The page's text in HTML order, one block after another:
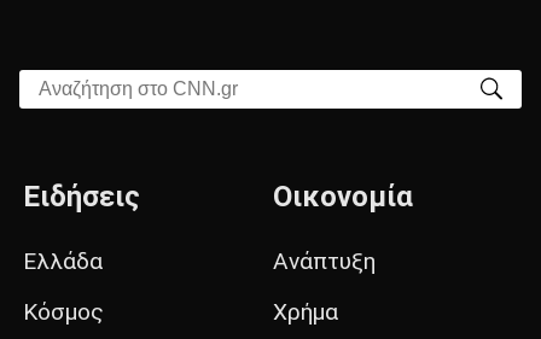
Αναζήτηση στο CNN.gr
Ειδήσεις
Ελλάδα
Κόσμος
Οικονομία
Ανάπτυξη
Χρήμα